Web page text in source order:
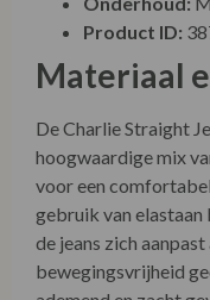
hoogwaardige mix
voor een
gebruik van elastaan
bewegingsvrijheid
ademend en zacht
ernaar om
ethische
dat je met deze
zowel stijl als